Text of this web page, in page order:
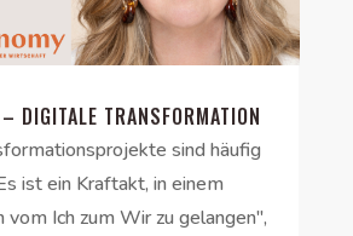
DIGITALE TRANSFORMATION
sind häufig
ist ein Kraftakt, in einem
vom Ich zum Wir zu gelangen",